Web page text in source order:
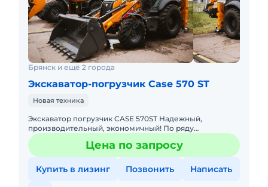
Брянск и ещё 2 города
Экскаватор-погрузчик Case 570 ST
Новая техника
Экскаватор погрузчик CASE 570ST Надежный,
производительный, экономичный! По ряду
технических характеристик превосходит JCB,
JohnDeere Основные преимущества: 1
Цена по запросу
Купить в лизинг Позвонить Написать